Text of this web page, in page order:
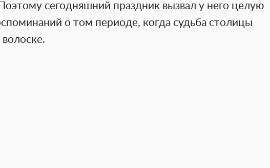
сегодняшний праздник вызвал у него целую
о том периоде, когда судьба столицы
волоске.